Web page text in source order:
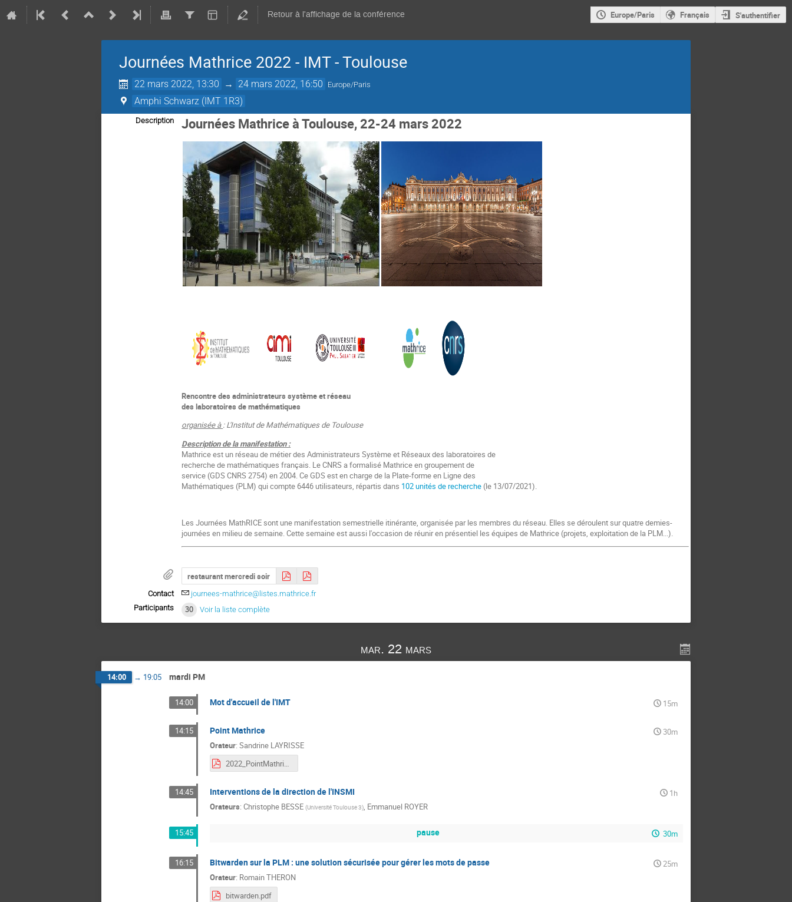
Retour à l'affichage de la conférence Europe/Paris Français S'authentifier
Journées Mathrice 2022 - IMT - Toulouse
22 mars 2022, 13:30 → 24 mars 2022, 16:50 Europe/Paris
Amphi Schwarz (IMT 1R3)
Description Journées Mathrice à Toulouse, 22-24 mars 2022
Rencontre des administrateurs système et réseau
des laboratoires de mathématiques
organisée à: L'Institut de Mathématiques de Toulouse
Description de la manifestation :
Mathrice est un réseau de métier des Administrateurs Système et Réseaux des laboratoires de
recherche de mathématiques français. Le CNRS a formalisé Mathrice en groupement de
service (GDS CNRS 2754) en 2004. Ce GDS est en charge de la Plate-forme en Ligne des
Mathématiques (PLM) qui compte 6446 utilisateurs, répartis dans 102 unités de recherche (le 13/07/2021).
Les Journées MathRICE sont une manifestation semestrielle itinérante, organisée par les membres du réseau. Elles se déroulent sur quatre demies-
journées en milieu de semaine. Cette semaine est aussi l'occasion de réunir en présentiel les équipes de Mathrice (projets, exploitation de la PLM...).
restaurant mercredi soir
Contact
journees-mathrice@listes.mathrice.fr
Participants
30 Voir la liste complète
mar. 22 mars
14:00 → 19:05 mardi PM
14:00 Mot d'accueil de l'IMT 15m
14:15 Point Mathrice
30m
Orateur: Sandrine LAYRISSE
2022_PointMathrice_JM_IMT.pdf
14:45 Interventions de la direction de l'INSMI
1h
Orateurs: Christophe BESSE (Université Toulouse 3), Emmanuel ROYER
15:45 pause 30m
16:15 Bitwarden sur la PLM : une solution sécurisée pour gérer les mots de passe
25m
Orateur: Romain THERON
bitwarden.pdf